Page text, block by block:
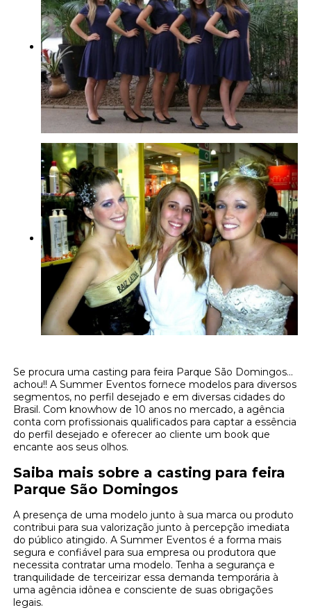
Se procura uma casting para feira Parque São Domingos...
achou!! A Summer Eventos fornece modelos para diversos
segmentos, no perfil desejado e em diversas cidades do
Brasil. Com knowhow de 10 anos no mercado, a agência
conta com profissionais qualificados para captar a essência
do perfil desejado e oferecer ao cliente um book que
encante aos seus olhos.
Saiba mais sobre a casting para feira
Parque São Domingos
A presença de uma modelo junto à sua marca ou produto
contribui para sua valorização junto à percepção imediata
do público atingido. A Summer Eventos é a forma mais
segura e confiável para sua empresa ou produtora que
necessita contratar uma modelo. Tenha a segurança e
tranquilidade de terceirizar essa demanda temporária à
uma agência idônea e consciente de suas obrigações
legais.